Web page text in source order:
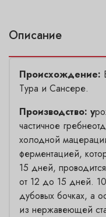
Описание
Происхождение:
Тура и Сансере.
Производство: у
частичное
холодной
ферментацией,
15 дней,
от 12 до 15 дней.
дубовых бочках, а
из нержавеющей